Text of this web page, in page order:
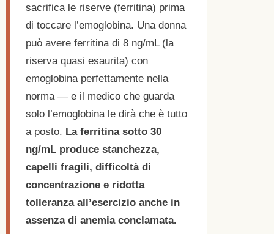
sacrifica le riserve (ferritina) prima
di toccare l’emoglobina. Una donna
può avere ferritina di 8 ng/mL (la
riserva quasi esaurita) con
emoglobina perfettamente nella
norma — e il medico che guarda
solo l’emoglobina le dirà che è tutto
a posto. La ferritina sotto 30
ng/mL produce stanchezza,
capelli fragili, difficoltà di
concentrazione e ridotta
tolleranza all’esercizio anche in
assenza di anemia conclamata.